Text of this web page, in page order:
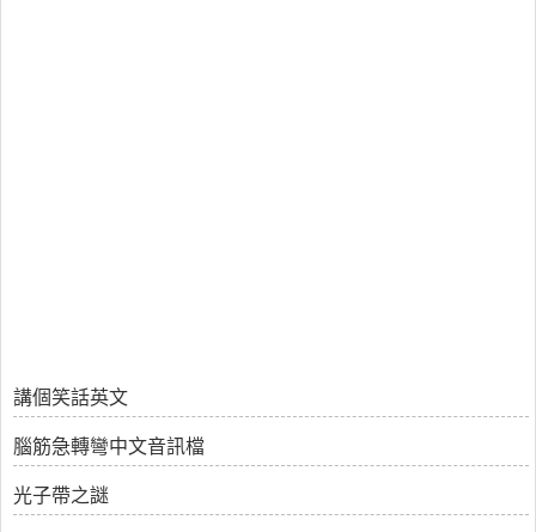
講個笑話英文
腦筋急轉彎中文音訊檔
光子帶之謎